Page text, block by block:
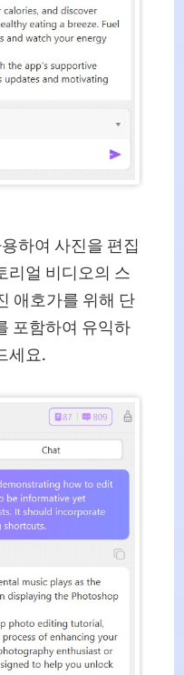
하여 사진을 편집
리얼 비디오의 스
애호가를 위해 단
포함하여 유익하
세요.